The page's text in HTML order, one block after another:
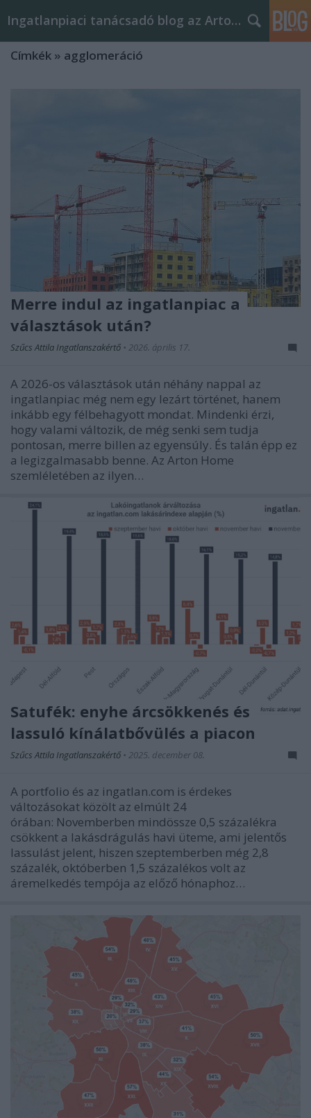
Ingatlanpiaci tanácsadó blog az Arton Home-tól
Címkék » agglomeráció
Merre indul az ingatlanpiac a
választások után?
Szűcs Attila Ingatlanszakértő • 2026. április 17.
A 2026-os választások után néhány nappal az
ingatlanpiac még nem egy lezárt történet, hanem
inkább egy félbehagyott mondat. Mindenki érzi,
hogy valami változik, de még senki sem tudja
pontosan, merre billen az egyensúly. És talán épp ez
a legizgalmasabb benne. Az Arton Home
szemléletében az ilyen…
Satufék: enyhe árcsökkenés és
lassuló kínálatbővülés a piacon
Szűcs Attila Ingatlanszakértő • 2025. december 08.
A portfolio és az ingatlan.com is érdekes
változásokat közölt az elmúlt 24
órában: Novemberben mindössze 0,5 százalékra
csökkent a lakásdrágulás havi üteme, ami jelentős
lassulást jelent, hiszen szeptemberben még 2,8
százalék, októberben 1,5 százalékos volt az
áremelkedés tempója az előző hónaphoz…